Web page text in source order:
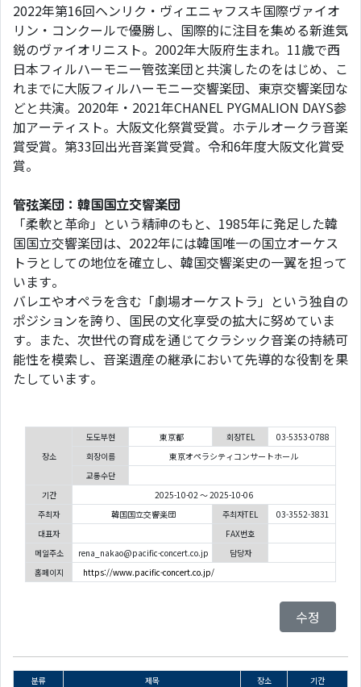
2022年第16回ヘンリク・ヴィエニャフスキ国際ヴァイオ
リン・コンクールで優勝し、国際的に注目を集める新進気
鋭のヴァイオリニスト。2002年大阪府生まれ。11歳で西
日本フィルハーモニー管弦楽団と共演したのをはじめ、こ
れまでに大阪フィルハーモニー交響楽団、東京交響楽団な
どと共演。2020年・2021年CHANEL PYGMALION DAYS参
加アーティスト。大阪文化祭賞受賞。ホテルオークラ音楽
賞受賞。第33回出光音楽賞受賞。令和6年度大阪文化賞受
賞。
管弦楽団：韓国国立交響楽団
「柔軟と革命」という精神のもと、1985年に発足した韓
国国立交響楽団は、2022年には韓国唯一の国立オーケス
トラとしての地位を確立し、韓国交響楽史の一翼を担って
います。
バレエやオペラを含む「劇場オーケストラ」という独自の
ポジションを誇り、国民の文化享受の拡大に努めていま
す。また、次世代の育成を通じてクラシック音楽の持続可
能性を模索し、音楽遺産の継承において先導的な役割を果
たしています。
장소
도도부현 東京都 회장TEL
03-5353-0788
회장이름
東京オペラシティコンサートホール
교통수단
기간
2025-10-02 ～ 2025-10-06
주최자
韓国国立交響楽団 주최자TEL
03-3552-3831
대표자
FAX번호
메일주소
rena_nakao@pacific-concert.co.jp
담당자
홈페이지
https://www.pacific-concert.co.jp/
수정
분류 제목 장소
기간